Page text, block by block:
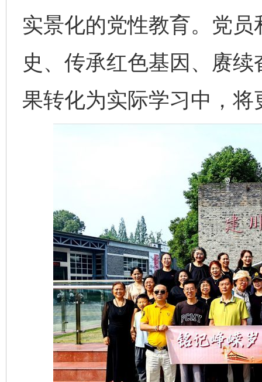
实景化的党性教育。党
史、传承红色基因、赓
果转化为实际学习中，